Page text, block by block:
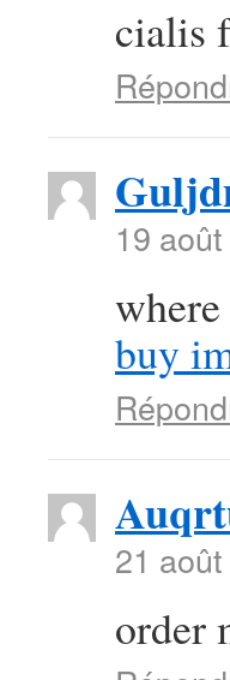
cialis
19
buy
21
order